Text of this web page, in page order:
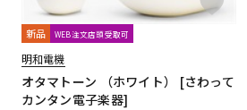
新品 WEB注文店頭受取可
明和電機
オタマトーン （ホワイト） [さわって
カンタン電子楽器]